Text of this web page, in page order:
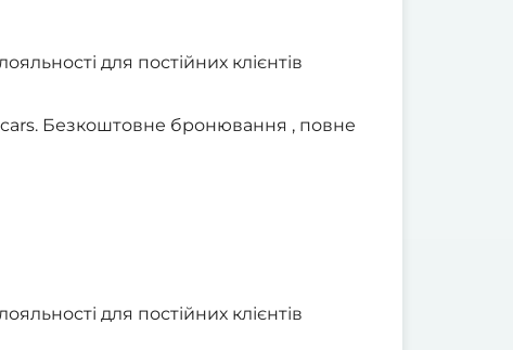
для постійних клієнтів
cars. Безкоштовне бронювання , повне
для постійних клієнтів